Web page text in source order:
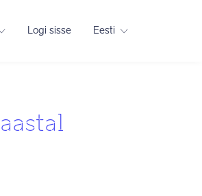
Logi sisse Eesti